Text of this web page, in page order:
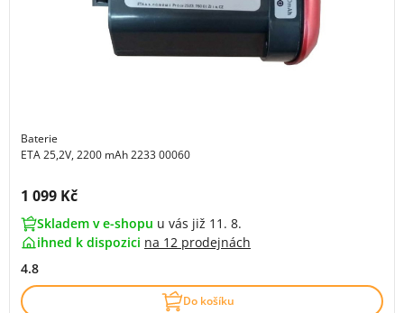
Baterie
ETA 25,2V, 2200 mAh 2233 00060
Cena s DPH:
1 099 Kč
Skladem v e-shopu u vás již 11. 8.
ihned k dispozici na 12 prodejnách
4.8
Do košíku